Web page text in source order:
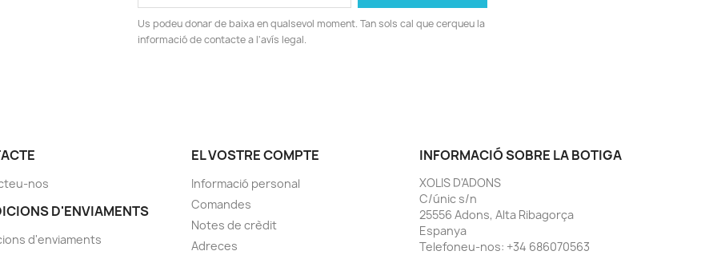
Us podeu donar de baixa en qualsevol moment. Tan sols cal que cerqueu la
informació de contacte a l'avís legal.
nos
D'ENVIAMENTS
d'enviaments
EL VOSTRE COMPTE
Informació personal
Comandes
Notes de crèdit
Adreces
INFORMACIÓ SOBRE LA BOTIGA
XOLIS D'ADONS
C/únic s/n
25556 Adons, Alta Ribagorça
Espanya
Telefoneu-nos: +34 686070563